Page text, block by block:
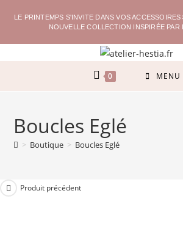
LE PRINTEMPS S'INVITE DANS VOS
NOUVELLE COLLECTION INSPIRÉE PAR
0 MENU
Boucles Eglé
> Boutique > Boucles Eglé
Produit précédent